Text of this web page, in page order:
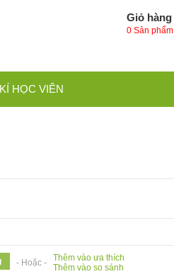
Giỏ hàng
0 Sản phẩm
HỌC VIÊN
- Hoặc - Thêm vào ưa thích
Thêm vào so sánh